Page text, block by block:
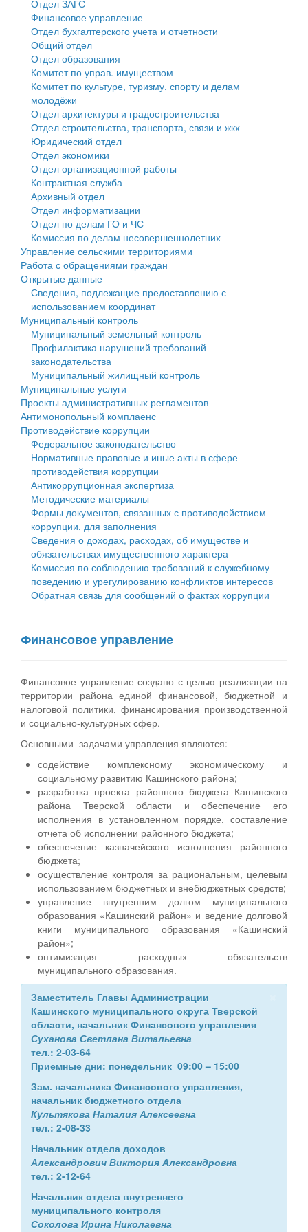
Государственные услуги
Промышленность и АПК
Экономика и бизнес
Символика
Устав
Гостям округа
Туризм
Культура
Образование
Здравоохранение
Социальная защита
Фотоальбом
муниципального округа Тверской области
Администрация Кашинского муниципального округа
Тверской области
Управление сельскими территориями
Открытые данные
Работа с обращениями граждан
Муниципальный контроль
Муниципальные услуги
Проекты административных регламентов
Антимонопольный комплаенс
Противодействие коррупции
Финансовое управление
Бюджет для граждан
Имущество
Выявление правообладателей ранее учтенных
объектов недвижимости
Имущественная поддержка субъектов малого и
среднего предпринимательства
Информационная поддержка субъектов малого и
среднего предпринимательства
Муниципальные программы
Контрольно-счетная палата
Персональные данные
Оценка регулирующего воздействия
Деятельность МУ
Нормативы градостроительного проектирования
Правила землепользования и застройки
Генеральные планы
Проекты планировки территории
Собрание депутатов
Городское поселение
Сельские поселения
Отдел ЗАГС
Финансовое управление
Отдел бухгалтерского учета и отчетности
Общий отдел
Отдел образования
Комитет по управ. имуществом
Комитет по культуре, туризму, спорту и делам
молодёжи
Отдел архитектуры и градостроительства
Отдел строительства, транспорта, связи и жкх
Юридический отдел
Отдел экономики
Отдел организационной работы
Контрактная служба
Архивный отдел
Отдел информатизации
Отдел по делам ГО и ЧС
Комиссия по делам несовершеннолетних
Управление сельскими территориями
Работа с обращениями граждан
Открытые данные
Сведения, подлежащие предоставлению с
использованием координат
Муниципальный контроль
Муниципальный земельный контроль
Профилактика нарушений требований
законодательства
Муниципальный жилищный контроль
Муниципальные услуги
Проекты административных регламентов
Антимонопольный комплаенс
Противодействие коррупции
Федеральное законодательство
Нормативные правовые и иные акты в сфере
противодействия коррупции
Антикоррупционная экспертиза
Методические материалы
Формы документов, связанных с противодействием
коррупции, для заполнения
Сведения о доходах, расходах, об имуществе и
обязательствах имущественного характера
Комиссия по соблюдению требований к служебному
поведению и урегулированию конфликтов интересов
Обратная связь для сообщений о фактах коррупции
Финансовое управление
Финансовое управление создано с целью реализации на
территории района единой финансовой, бюджетной и
налоговой политики, финансирования производственной
и социально-культурных сфер.
Основными задачами управления являются:
содействие комплексному экономическому и
социальному развитию Кашинского района;
разработка проекта районного бюджета Кашинского
района Тверской области и обеспечение его
исполнения в установленном порядке, составление
отчета об исполнении районного бюджета;
обеспечение казначейского исполнения районного
бюджета;
осуществление контроля за рациональным, целевым
использованием бюджетных и внебюджетных средств;
управление внутренним долгом муниципального
образования «Кашинский район» и ведение долговой
книги муниципального образования «Кашинский
район»;
оптимизация расходных обязательств
муниципального образования.
Заместитель Главы Администрации
Кашинского муниципального округа Тверской
области, начальник Финансового управления
Суханова Светлана Витальевна
тел.: 2-03-64
Приемные дни: понедельник 09:00 – 15:00
Зам. начальника Финансового управления,
начальник бюджетного отдела
Культякова Наталия Алексеевна
тел.: 2-08-33
Начальник отдела доходов
Александрович Виктория Александровна
тел.: 2-12-64
Начальник отдела внутреннего
муниципального контроля
Соколова Ирина Николаевна